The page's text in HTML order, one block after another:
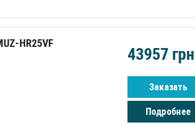
HR25VF
43957 грн
Заказать
Подробнее